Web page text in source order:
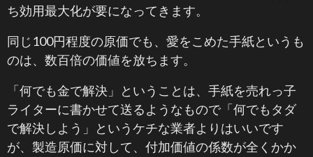
ち効用最大化が要になってきます。
同じ100円程度の原価でも、愛をこめた手紙というも
のは、数百倍の価値を放ちます。
「何でも金で解決」ということは、手紙を売れっ子
ライターに書かせて送るようなもので「何でもタダ
で解決しよう」というケチな業者よりはいいです
が、製造原価に対して、付加価値の係数が全くかか